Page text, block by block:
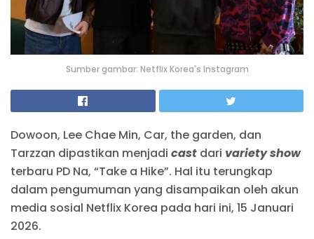
Sumber gambar: Netflix Korea's Instagram
Dowoon, Lee Chae Min, Car, the garden, dan
Tarzzan dipastikan menjadi cast dari variety show
terbaru PD Na, “Take a Hike”. Hal itu terungkap
dalam pengumuman yang disampaikan oleh akun
media sosial Netflix Korea pada hari ini, 15 Januari
2026.